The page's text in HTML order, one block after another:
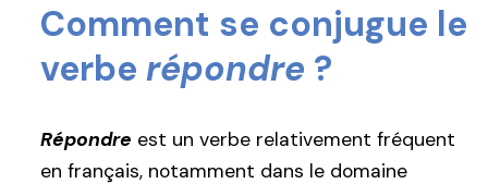
Comment se conjugue le
verbe répondre ?
Répondre est un verbe relativement fréquent
en français, notamment dans le domaine